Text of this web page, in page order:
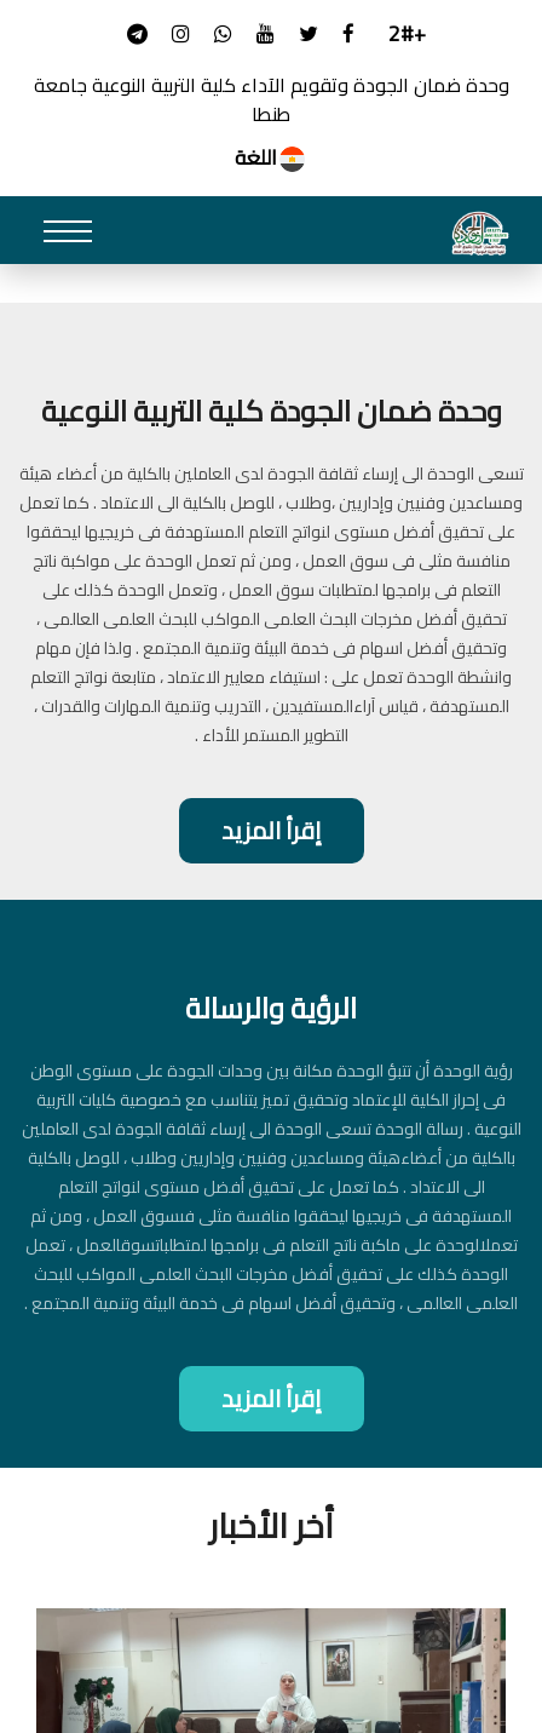
+2#
وحدة ضمان الجودة وتقويم الآداء كلية التربية النوعية جامعة
طنطا
اللغة
خدماتنا
نقدم العديد من الخدمات المميزة
وحدة ضمان الجودة كلية التربية النوعية
تسعى الوحدة الى إرساء ثقافة الجودة لدى العاملين بالكلية من أعضاء هيئة
ومساعدين وفنيين وإداريين ،وطلاب ، للوصل بالكلية الى الاعتماد . كما تعمل
على تحقيق أفضل مستوى لنواتج التعلم المستهدفة فى خريجيها ليحققوا
منافسة مثلى فى سوق العمل ، ومن ثم تعمل الوحدة على مواكبة ناتج
التعلم فى برامجها لمتطلبات سوق العمل ، وتعمل الوحدة كذلك على
تحقيق أفضل مخرجات البحث العلمى المواكب للبحث العلمى العالمى ،
وتحقيق أفضل اسهام فى خدمة البيئة وتنمية المجتمع . ولذا فإن مهام
وانشطة الوحدة تعمل على : استيفاء معايير الاعتماد ، متابعة نواتج التعلم
المستهدفة ، قياس آراءالمستفيدين ، التدريب وتنمية المهارات والقدرات ،
التطوير المستمر للأداء .
إقرأ المزيد
الرؤية والرسالة
رؤية الوحدة أن تتبؤ الوحدة مكانة بين وحدات الجودة على مستوى الوطن
فى إحراز الكلية للإعتماد وتحقيق تميز يتناسب مع خصوصية كليات التربية
النوعية . رسالة الوحدة تسعى الوحدة الى إرساء ثقافة الجودة لدى العاملين
بالكلية من أعضاءهيئة ومساعدين وفنيين وإداريين وطلاب ، للوصل بالكلية
الى الاعتداد . كما تعمل على تحقيق أفضل مستوى لنواتج التعلم
المستهدفة فى خريجيها ليحققوا منافسة مثلى فىسوق العمل ، ومن ثم
تعملالوحدة على ماكبة ناتج التعلم فى برامجها لمتطلباتسوقالعمل ، تعمل
الوحدة كذلك على تحقيق أفضل مخرجات البحث العلمى المواكب للبحث
العلمى العالمى ، وتحقيق أفضل اسهام فى خدمة البيئة وتنمية المجتمع .
إقرأ المزيد
أخر الأخبار